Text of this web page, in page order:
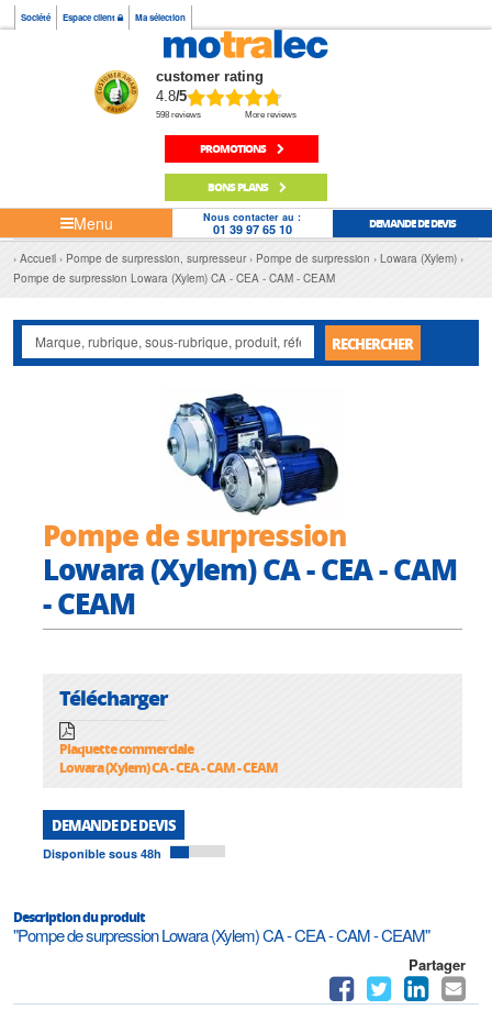
Société Espace client Ma sélection
customer rating
4.8/5
598 reviews More reviews
PROMOTIONS
BONS PLANS
Menu Nous contacter au :
01 39 97 65 10 DEMANDE DE DEVIS
Accueil Pompe de surpression, surpresseur Pompe de surpression
Lowara (Xylem)
Pompe de surpression Lowara (Xylem) CA - CEA - CAM - CEAM
RECHERCHER
Pompe de surpression
Lowara (Xylem) CA - CEA - CAM
- CEAM
Télécharger
Plaquette commerciale
Lowara (Xylem) CA - CEA - CAM - CEAM
DEMANDE DE DEVIS
Disponible sous 48h
Description du produit
"Pompe de surpression Lowara (Xylem) CA - CEA - CAM - CEAM"
Partager